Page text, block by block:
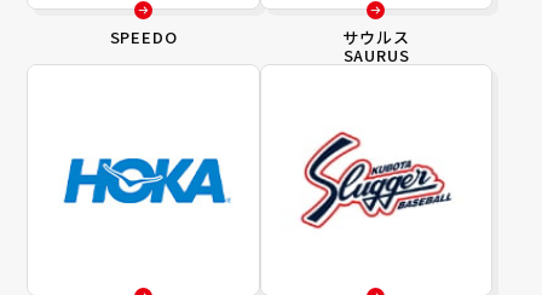
SPEEDO サウルス
SAURUS